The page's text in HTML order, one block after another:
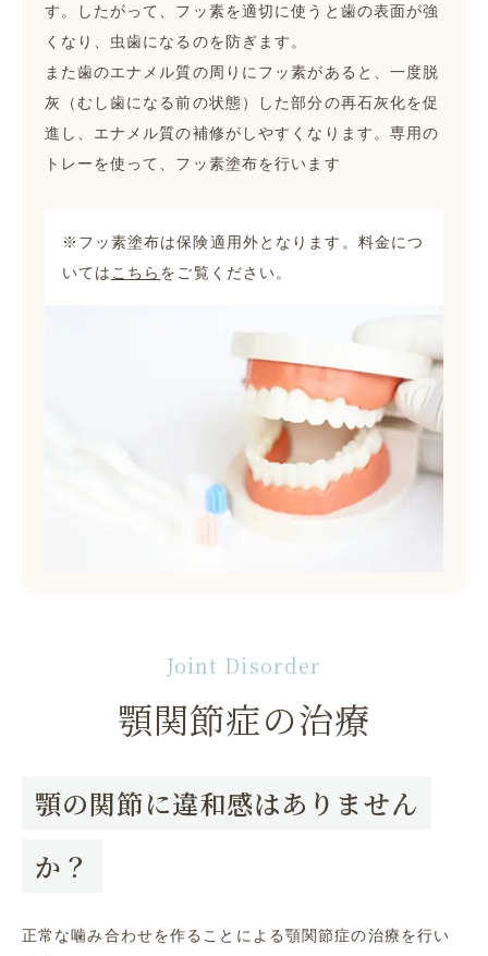
す。したがって、フッ素を適切に使うと歯の表面が強
くなり、虫歯になるのを防ぎます。
また歯のエナメル質の周りにフッ素があると、一度脱
灰（むし歯になる前の状態）した部分の再石灰化を促
進し、エナメル質の補修がしやすくなります。専用の
トレーを使って、フッ素塗布を行います
※フッ素塗布は保険適用外となります。料金につ
いては こちら をご覧ください。
Joint Disorder
顎関節症の治療
顎の関節に違和感はありません
か？
正常な噛み合わせを作ることによる顎関節症の治療を行い